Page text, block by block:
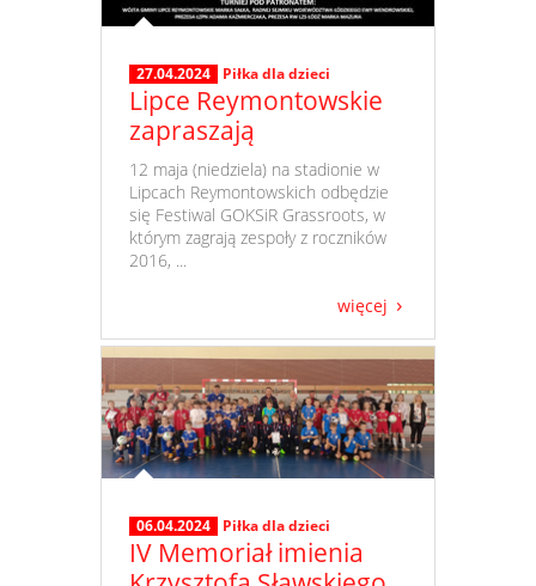
27.04.2024 Piłka dla dzieci
Lipce Reymontowskie
zapraszają
​ 12 maja (niedziela) na stadionie w
Lipcach Reymontowskich odbędzie
się Festiwal GOKSiR Grassroots, w
którym zagrają zespoły z roczników
2016, ...
więcej
06.04.2024 Piłka dla dzieci
IV Memoriał imienia